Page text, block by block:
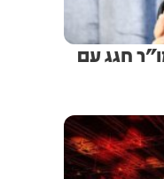
חגג עם